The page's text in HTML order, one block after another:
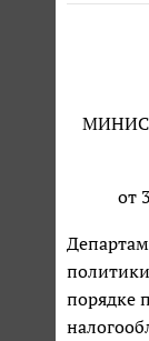
от
порядке